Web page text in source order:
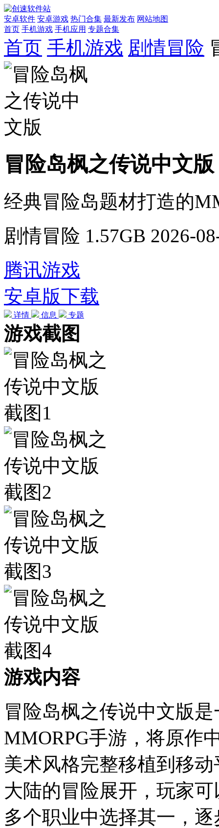
安卓软件 安卓游戏 热门合集 最新发布 网站地图
首页 手机游戏 手机应用 专题合集
首页 手机游戏 剧情冒险
冒险岛枫之传说中文版
经典冒险岛题材打造的
剧情冒险 1.57GB 2026-
腾讯游戏
安卓版下载
详情 信息 专题
游戏截图
游戏内容
冒险岛枫之传说中文版
MMORPG手游，将原作
美术风格完整移植到移
大陆的冒险展开，玩家
多个职业中选择其一，